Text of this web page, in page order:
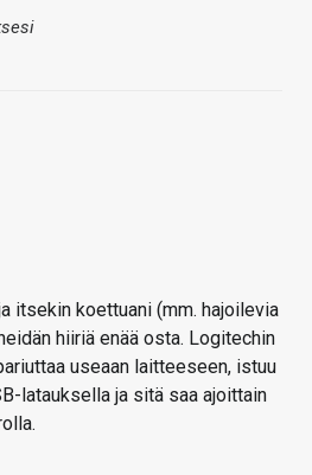
itsekin koettuani (mm. hajoilevia
hiiriä enää osta. Logitechin
useaan laitteeseen, istuu
latauksella ja sitä saa ajoittain